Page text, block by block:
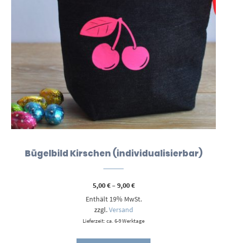
Bügelbild Kirschen (individualisierbar)
5,00€–9,00€Preisspanne:
bis
Enthält 19% MwSt.
zzgl.Versand
Lieferzeit: ca. 6-9 Werktage